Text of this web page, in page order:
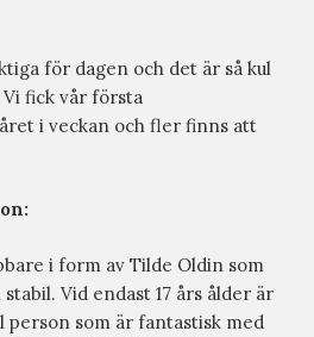
för dagen och det är så kul
fick vår första
i veckan och fler finns att
i form av Tilde Oldin som
Vid endast 17 års ålder är
person som är fantastisk med